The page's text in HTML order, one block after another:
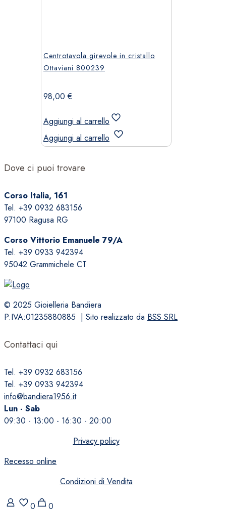
Centrotavola girevole in cristallo
Ottaviani 800239
98,00€
Aggiungi al carrello
Aggiungi al carrello
Dove ci puoi trovare
Corso Italia, 161
Tel. +39 0932 683156
97100 Ragusa RG
Corso Vittorio Emanuele 79/A
Tel. +39 0933 942394
95042 Grammichele CT
© 2025 Gioielleria Bandiera
P.IVA:01235880885 | Sito realizzato da BSS SRL
Contattaci qui
Tel. +39 0932 683156
Tel. +39 0933 942394
info@bandiera1956.it
Lun - Sab
09:30 - 13:00 - 16:30 - 20:00
Privacy policy
Recesso online
Condizioni di Vendita
0
0